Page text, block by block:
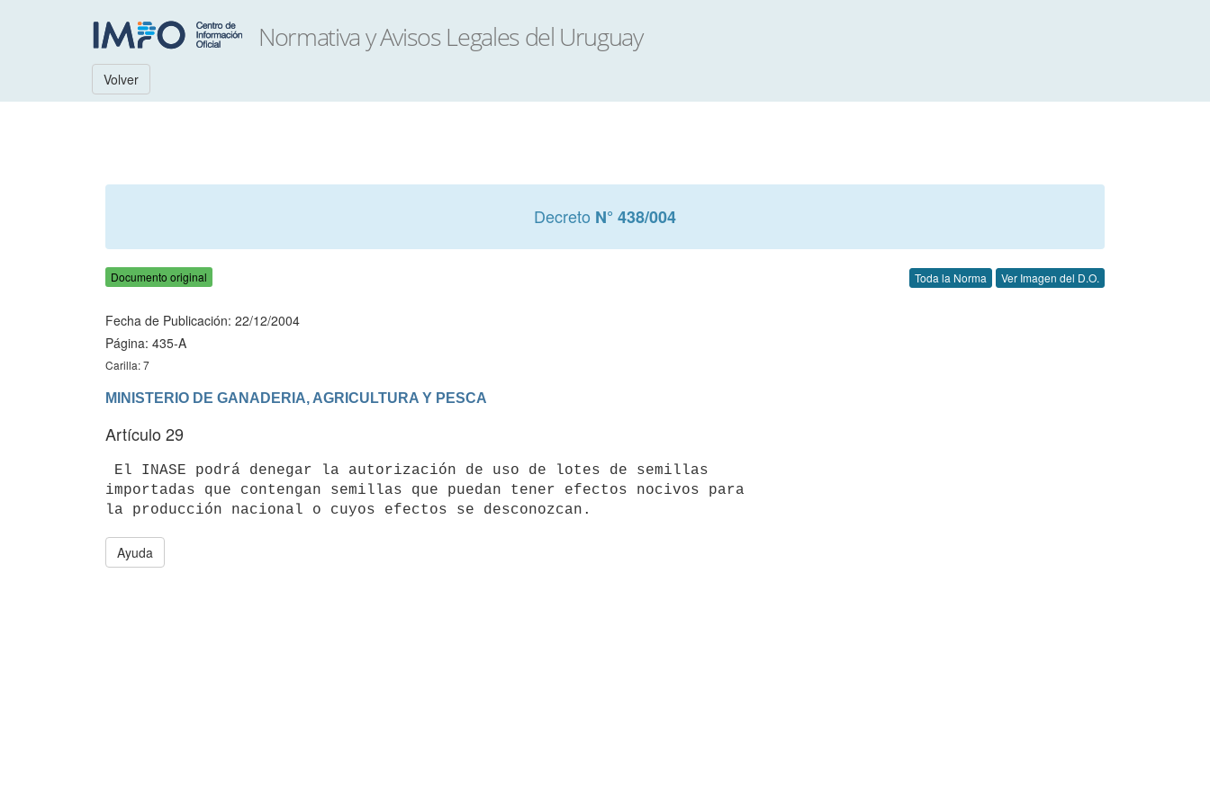
Volver
Decreto N° 438/004
Documento original Toda la Norma Ver Imagen del D.O.
Fecha de Publicación: 22/12/2004
Página: 435-A
Carilla: 7
MINISTERIO DE GANADERIA, AGRICULTURA Y PESCA
Artículo 29
importadas que contengan semillas que puedan tener efectos nocivos para
Ayuda